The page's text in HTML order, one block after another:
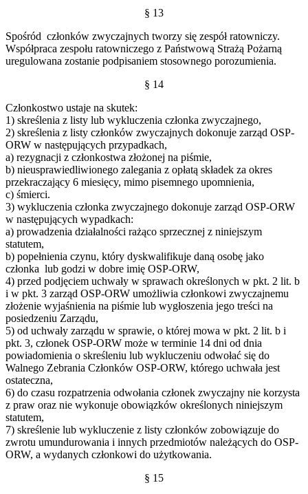
§ 13
Spośród członków zwyczajnych tworzy się zespół ratowniczy.
Współpraca zespołu ratowniczego z Państwową Strażą Pożarną
uregulowana zostanie podpisaniem stosownego porozumienia.
§ 14
Członkostwo ustaje na skutek:
1) skreślenia z listy lub wykluczenia członka zwyczajnego,
2) skreślenia z listy członków zwyczajnych dokonuje zarząd OSP-
ORW w następujących przypadkach,
a) rezygnacji z członkostwa złożonej na piśmie,
b) nieusprawiedliwionego zalegania z opłatą składek za okres
przekraczający 6 miesięcy, mimo pisemnego upomnienia,
c) śmierci.
3) wykluczenia członka zwyczajnego dokonuje zarząd OSP-ORW
w następujących wypadkach:
a) prowadzenia działalności rażąco sprzecznej z niniejszym
statutem,
b) popełnienia czynu, który dyskwalifikuje daną osobę jako
członka lub godzi w dobre imię OSP-ORW,
4) przed podjęciem uchwały w sprawach określonych w pkt. 2 lit. b
i w pkt. 3 zarząd OSP-ORW umożliwia członkowi zwyczajnemu
złożenie wyjaśnienia na piśmie lub wygłoszenia jego treści na
posiedzeniu Zarządu,
5) od uchwały zarządu w sprawie, o której mowa w pkt. 2 lit. b i
pkt. 3, członek OSP-ORW może w terminie 14 dni od dnia
powiadomienia o skreśleniu lub wykluczeniu odwołać się do
Walnego Zebrania Członków OSP-ORW, którego uchwała jest
ostateczna,
6) do czasu rozpatrzenia odwołania członek zwyczajny nie korzysta
z praw oraz nie wykonuje obowiązków określonych niniejszym
statutem,
7) skreślenie lub wykluczenie z listy członków zobowiązuje do
zwrotu umundurowania i innych przedmiotów należących do OSP-
ORW, a wydanych członkowi do użytkowania.
§ 15